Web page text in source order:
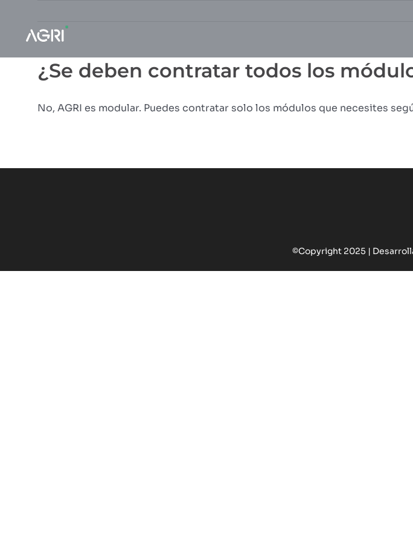
contenido
¿Se deben contratar todos los
No, AGRI es modular. Puedes contratar solo los módulos que necesites
©Copyright 2025 |